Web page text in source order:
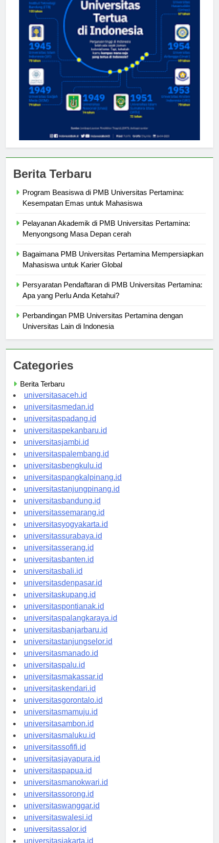
Program Beasiswa di PMB Universitas Pertamina:
Pelayanan Akademik di PMB Universitas Pertamina:
Bagaimana PMB Universitas Pertamina Mempersiapkan
Persyaratan Pendaftaran di PMB Universitas Pertamina:
Perbandingan PMB Universitas Pertamina dengan
Categories
Berita Terbaru
universitasaceh.id
universitasmedan.id
universitaspadang.id
universitaspekanbaru.id
universitasjambi.id
universitaspalembang.id
universitasbengkulu.id
universitaspangkalpinang.id
universitastanjungpinang.id
universitasbandung.id
universitassemarang.id
universitasyogyakarta.id
universitassurabaya.id
universitasserang.id
universitasbanten.id
universitasbali.id
universitasdenpasar.id
universitaskupang.id
universitaspontianak.id
universitaspalangkaraya.id
universitasbanjarbaru.id
universitastanjungselor.id
universitasmanado.id
universitaspalu.id
universitasmakassar.id
universitaskendari.id
universitasgorontalo.id
universitasmamuju.id
universitasambon.id
universitasmaluku.id
universitassofifi.id
universitasjayapura.id
universitaspapua.id
universitasmanokwari.id
universitassorong.id
universitaswanggar.id
universitaswalesi.id
universitassalor.id